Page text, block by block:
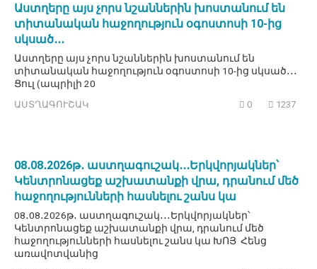
Աստղերը այս չորս նշաններին խոստանում են
տիտանական հաջողություն օգոստոսի 10-ից
սկսած․․․
Աստղերը այս չորս նշաններին խոստանում են
տիտանական հաջողություն օգոստոսի 10-ից սկսած․․․
Ցուլ (ապրիլի 20
ԱՍՏՂԱԳՈՒՇԱԿ 0 1237
08․08․2026թ․ աստղագուշակ․․․Երկվորյակներ՝
Կենտրոնացեք աշխատանքի վրա, դրանում մեծ
հաջողությունների հասնելու շանս կա
08․08․2026թ․ աստղագուշակ․․․Երկվորյակներ՝
Կենտրոնացեք աշխատանքի վրա, դրանում մեծ
հաջողությունների հասնելու շանս կա ԽՈՅ Հենց
առավոտվանից